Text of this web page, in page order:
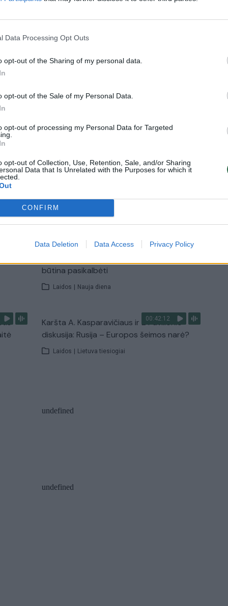
Data Processing Opt Outs
opt-out of the Sharing of my personal data.
opt-out of the Sale of my Personal Data.
opt-out of processing my Personal Data for Targeted
opt-out of Collection, Use, Retention, Sale, and/or Sharing
Data that Is Unrelated with the Purposes for which it
CONFIRM
Data Deletion Data Access Privacy Policy
–
Liūdna vyresnio amžiaus dirbančiųjų
kasdienybė – priekabiavimas, patyčios ir
Nyderlanduose apgynė čempionų vardą
00:15:25
Ruošiantis naujiems mokslo metams –
būtina pasikalbėti
Laidos | Nauja diena
00:42:12
Karšta A. Kasparavičiaus ir Ž Pavilionio
diskusija: Rusija – Europos šeimos narė?
Laidos | Lietuva tiesiogiai